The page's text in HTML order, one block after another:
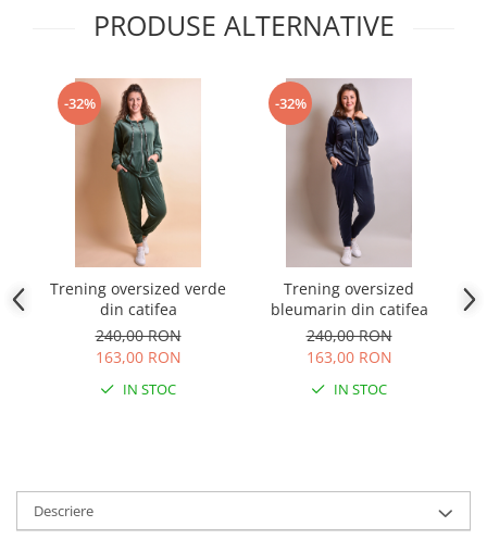
PRODUSE ALTERNATIVE
-32%
Trening oversized verde
din catifea
240,00 RON
163,00 RON
IN STOC
-32%
Trening oversized
bleumarin din catifea
240,00 RON
163,00 RON
IN STOC
Descriere